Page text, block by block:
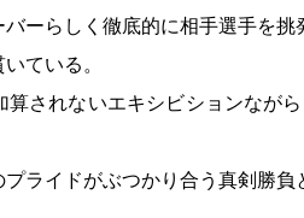
ーらしく徹底的に相手選手を挑
ている。
算されないエキシビションなが
ライドがぶつかり合う真剣勝負